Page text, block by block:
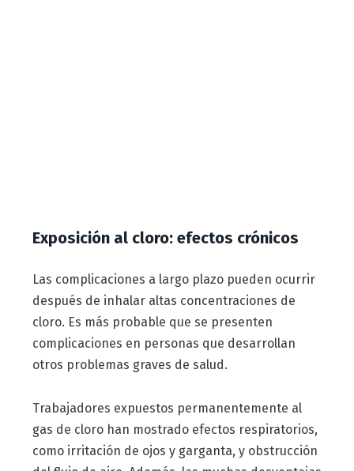
Exposición al cloro: efectos crónicos
Las complicaciones a largo plazo pueden ocurrir
después de inhalar altas concentraciones de
cloro. Es más probable que se presenten
complicaciones en personas que desarrollan
otros problemas graves de salud.
Trabajadores expuestos permanentemente al
gas de cloro han mostrado efectos respiratorios,
como irritación de ojos y garganta, y obstrucción